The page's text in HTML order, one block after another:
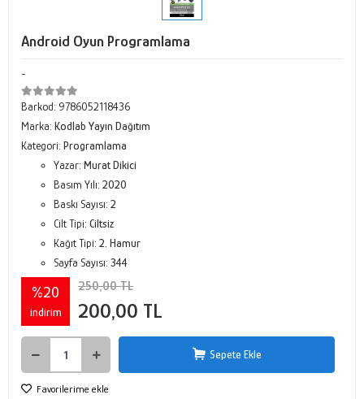
Android Oyun Programlama
-
Barkod: 9786052118436
Marka: Kodlab Yayın Dağıtım
Kategori: Programlama
Yazar: Murat Dikici
Basım Yılı: 2020
Baskı Sayısı: 2
Cilt Tipi: Ciltsiz
Kağıt Tipi: 2. Hamur
Sayfa Sayısı: 344
%20
indirim
250,00 TL
200,00 TL
Sepete Ekle
Favorilerime ekle